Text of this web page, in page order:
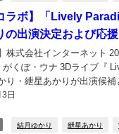
ラボ】「Lively
の出演決定および応
日
株式会社インターネット
がくぽ・ウナ 3Dライブ『
り・紲星あかりが出演候補
れているクラウドファン
結月ゆかり 紲星あかり